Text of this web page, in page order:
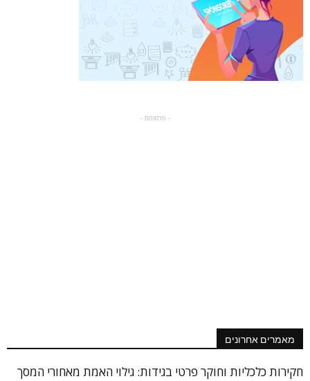
- פרסומת -
מאמרים אחרונים
חקירות כלכליות וחוקר פרטי בגידות: גילוי האמת מאחורי המסך